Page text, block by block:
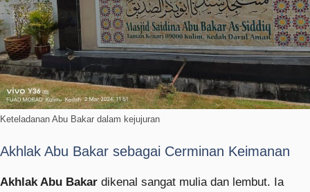
Keteladanan Abu Bakar dalam kejujuran
Akhlak Abu Bakar sebagai Cerminan Keimanan
Akhlak Abu Bakar dikenal sangat mulia dan lembut. Ia